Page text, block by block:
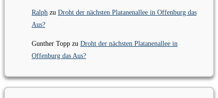
Ralph zu Droht der nächsten Platanenallee in Offenburg das
Aus?
Gunther Topp zu Droht der nächsten Platanenallee in
Offenburg das Aus?